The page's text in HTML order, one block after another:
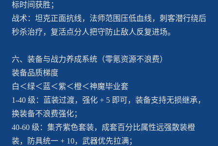
标时间获胜；
战术：坦克正面抗线，法师范围压低血线，刺客潜行绕后
秒杀治疗，复活点分人把守防止敌人反复进场。
六、装备与战力养成系统（零氪资源不浪费）
装备品质梯度
白＜绿＜蓝＜紫＜橙＜神魔毕业套
1-40 级：蓝装过渡，强化 + 5 即可，装备支持无损继承，
换装备不浪费强化；
40-60 级：集齐紫色套装，成套百分比属性远强散装橙
装，防具统一 + 10，武器优先拉满；